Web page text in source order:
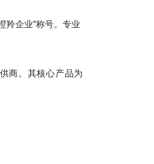
羚企业”称号。专业
商。其核心产品为